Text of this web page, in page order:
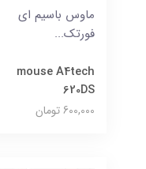
ماوس باسیم ای
فورتک...
mouse A4tech
620DS
600,000 تومان